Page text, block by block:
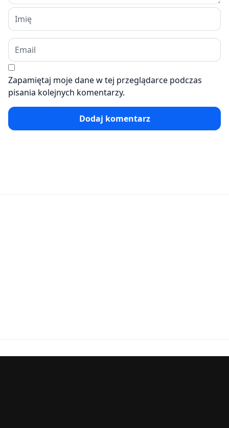
Zapamiętaj moje dane w tej przeglądarce podczas
pisania kolejnych komentarzy.
Dodaj komentarz